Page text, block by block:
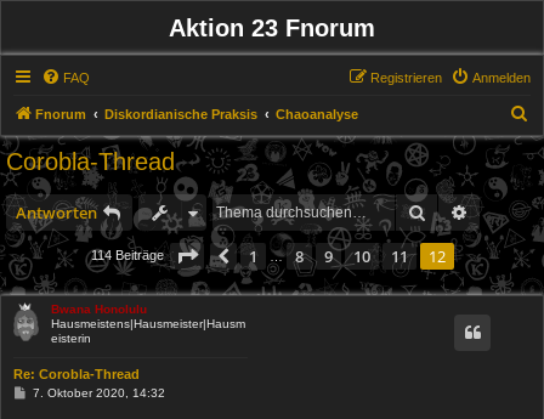
Aktion 23 Fnorum
FAQ Anmelden
Registrieren
Fnorum Diskordianische Praksis Chaoanalyse
u
h
e
Corobla-Thread
Antworten Suche
114 Beiträge Seite 12 von12
Vorherige
1 … 8 9 10 11 12
Bwana Honolulu
Hausmeistens|Hausmeister|Hausm
eisterin
Re: Corobla-Thread
B7. Oktober 2020, 14:32